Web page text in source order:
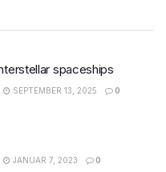
spaceships
SEPTEMBER 13, 2025 0
JANUAR 7, 2023 0